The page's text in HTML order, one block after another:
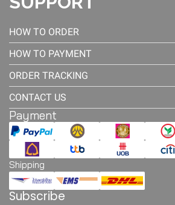
HOW TO ORDER
HOW TO PAYMENT
ORDER TRACKING
CONTACT US
Payment
Shipping
Subscribe